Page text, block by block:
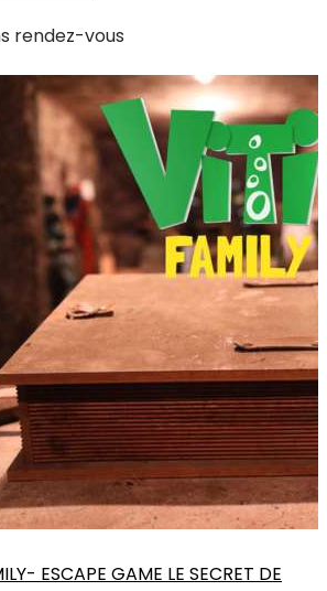
rendez-vous
ESCAPE GAME LE SECRET DE